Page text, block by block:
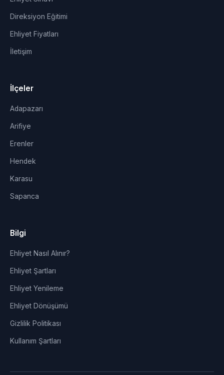
Direksiyon Eğitimi
Ehliyet Fiyatları
İletişim
İlçeler
Adapazarı
Arifiye
Erenler
Hendek
Karasu
Sapanca
Bilgi
Ehliyet Nasıl Alınır?
Ehliyet Şartları
Ehliyet Yenileme
Ehliyet Dönüşümü
Gizlilik Politikası
Kullanım Şartları